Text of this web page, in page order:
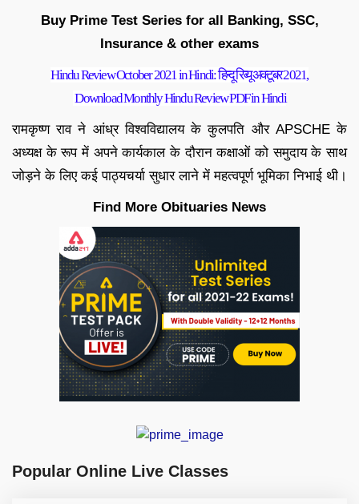
Buy Prime Test Series for all Banking, SSC,
Insurance & other exams
Hindu Review October 2021 in Hindi: हिन्दू रिव्यू अक्टूबर 2021,
Download Monthly Hindu Review PDF in Hindi
रामकृष्ण राव ने आंध्र विश्वविद्यालय के कुलपति और APSCHE के
अध्यक्ष के रूप में अपने कार्यकाल के दौरान कक्षाओं को समुदाय के साथ
जोड़ने के लिए कई पाठ्यचर्या सुधार लाने में महत्वपूर्ण भूमिका निभाई थी।
Find More Obituaries News
Popular Online Live Classes